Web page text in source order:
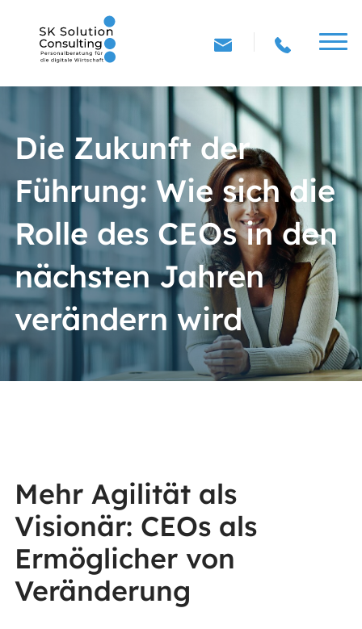
Die Zukunft der
Führung: Wie sich die
Rolle des CEOs in den
nächsten Jahren
verändern wird
Mehr Agilität als
Visionär: CEOs als
Ermöglicher von
Veränderung